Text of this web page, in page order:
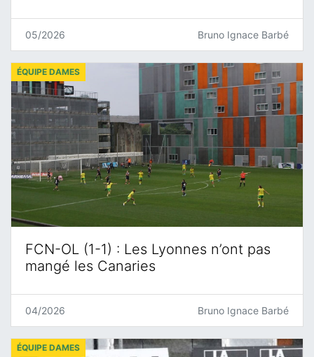
05/2026 Bruno Ignace Barbé
FCN-OL (1-1) : Les Lyonnes n’ont pas
mangé les Canaries
ÉQUIPE DAMES
04/2026 Bruno Ignace Barbé
ÉQUIPE DAMES